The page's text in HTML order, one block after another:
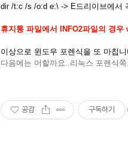
dir /t:c /s /o:d e:\ -> E드리이브에서
휴지통 파일에서 INFO2파일의 경
이상으로 윈도우 포렌식을 또 마칩
다음에는 머할까요..리눅스 포렌식쪽
공감 구독하기